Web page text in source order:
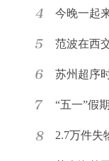
今晚一起
范波在西
苏州超序
“五一”假
2.7万件失